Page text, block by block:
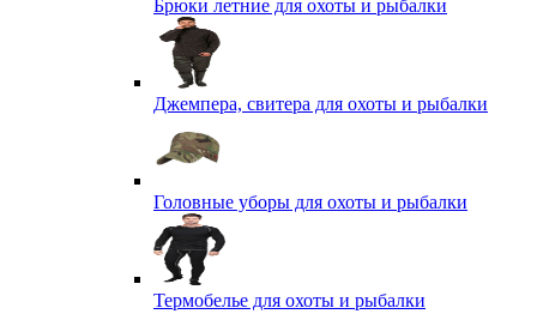
Брюки летние для охоты и рыбалки
Джемпера, свитера для охоты и рыбалки
Головные уборы для охоты и рыбалки
Термобелье для охоты и рыбалки